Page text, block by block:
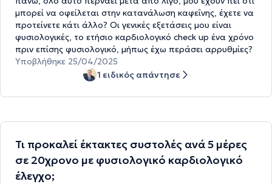
μπορεί να οφείλεται στην κατανάλωση καφεΐνης, έχετε να
προτείνετε κάτι άλλο? Οι γενικές εξετάσεις μου είναι
φυσιολογικές, το ετήσιο καρδιολογικό check up ένα χρόνο
πριν επίσης φυσιολογικό, μήπως έχω περάσει αρρυθμίες?
Υποβλήθηκε 25/04/2025
1 ειδικός απάντησε
Τι προκαλεί έκτακτες συστολές ανά 5 μέρες
σε 20χρονο με φυσιολογικό καρδιολογικό
έλεγχο;